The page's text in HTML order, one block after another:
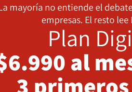
mayoría no entiende el
empresas. El resto lee
Plan
al
3